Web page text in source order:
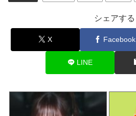
シェアする
X Facebook
LINE